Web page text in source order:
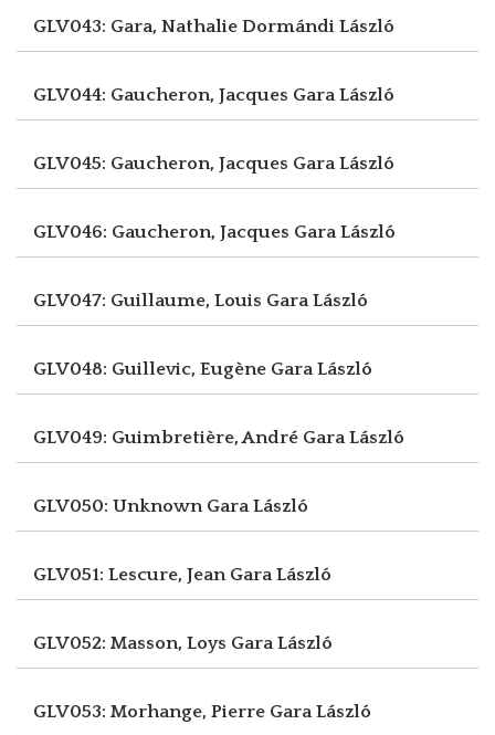
GLV043: Gara, Nathalie Dormándi László
GLV044: Gaucheron, Jacques Gara László
GLV045: Gaucheron, Jacques Gara László
GLV046: Gaucheron, Jacques Gara László
GLV047: Guillaume, Louis Gara László
GLV048: Guillevic, Eugène Gara László
GLV049: Guimbretière, André Gara László
GLV050: Unknown Gara László
GLV051: Lescure, Jean Gara László
GLV052: Masson, Loys Gara László
GLV053: Morhange, Pierre Gara László